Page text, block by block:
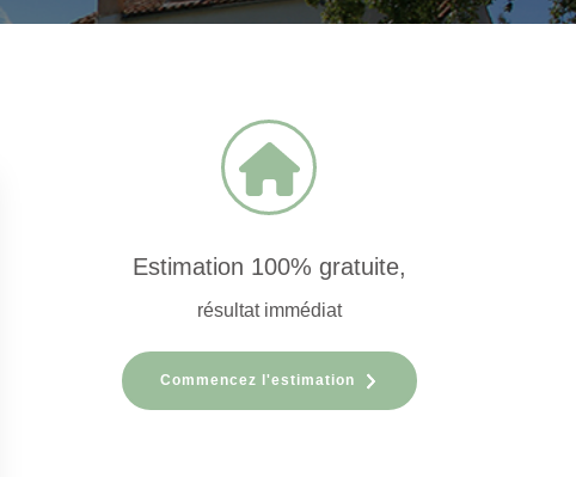
Estimation 100% gratuite,
résultat immédiat
Commencez l'estimation